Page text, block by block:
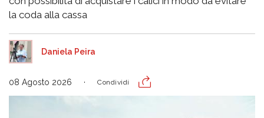
la coda alla cassa
Daniela Peira
08 Agosto 2026 Condividi